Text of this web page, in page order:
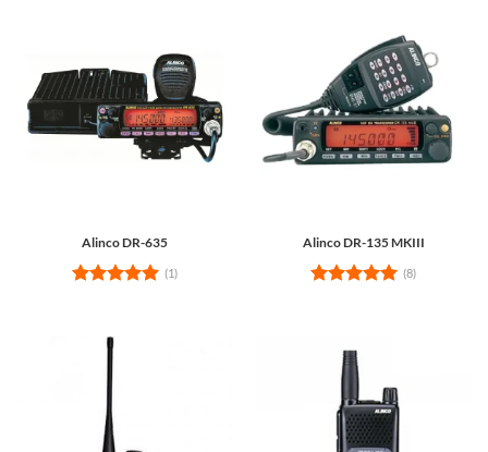
Alinco DR-635
(1)
Alinco DR-135 MKIII
(8)